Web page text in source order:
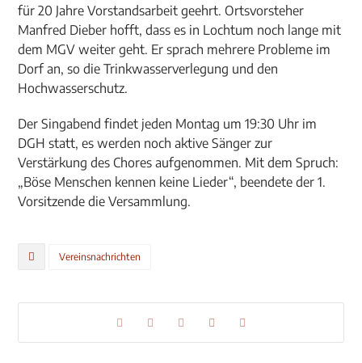
für 20 Jahre Vorstandsarbeit geehrt. Ortsvorsteher
Manfred Dieber hofft, dass es in Lochtum noch lange mit
dem MGV weiter geht. Er sprach mehrere Probleme im
Dorf an, so die Trinkwasserverlegung und den
Hochwasserschutz.
Der Singabend findet jeden Montag um 19:30 Uhr im
DGH statt, es werden noch aktive Sänger zur
Verstärkung des Chores aufgenommen. Mit dem Spruch:
„Böse Menschen kennen keine Lieder“, beendete der 1.
Vorsitzende die Versammlung.
Vereinsnachrichten